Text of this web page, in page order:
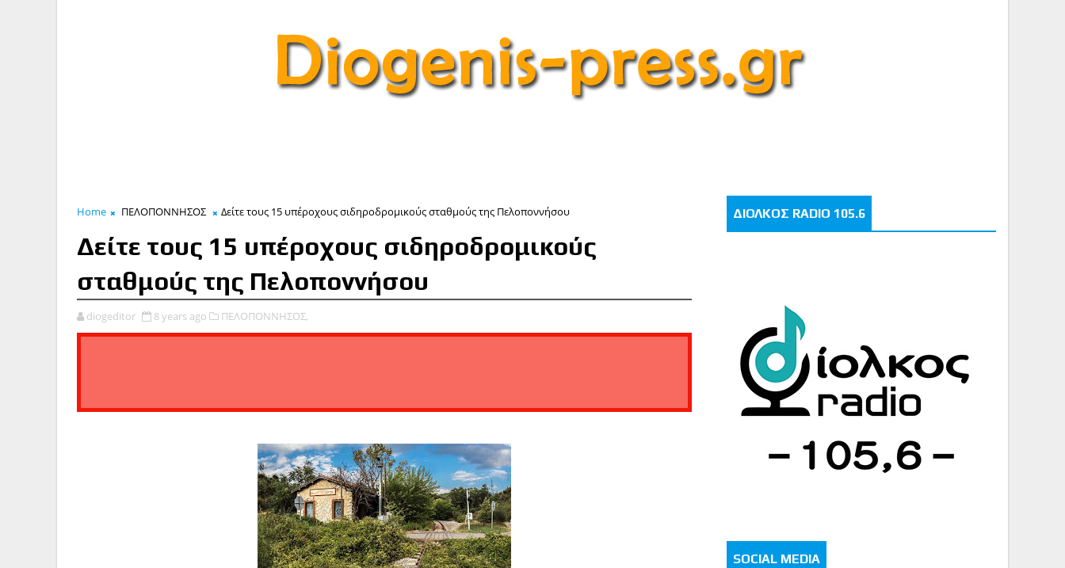
Home ΠΕΛΟΠΟΝΝΗΣΟΣ Δείτε τους 15 υπέροχους σιδηροδρομικούς σταθμούς της Πελοποννήσου
Δείτε τους 15 υπέροχους σιδηροδρομικούς
σταθμούς της Πελοποννήσου
diogeditor 8 years ago ΠΕΛΟΠΟΝΝΗΣΟΣ,
ΔΙΟΛΚΟΣ RADIO 105.6
SOCIAL MEDIA